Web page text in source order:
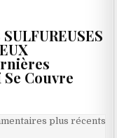
Couvre
plus récents